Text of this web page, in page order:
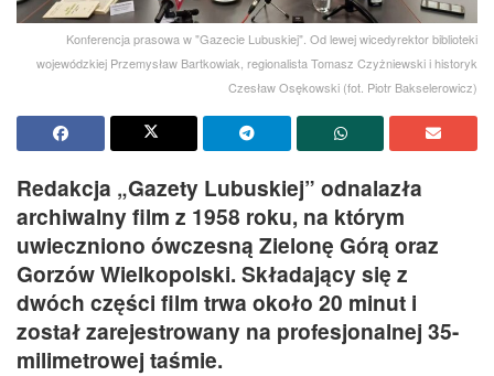
Konferencja prasowa w "Gazecie Lubuskiej". Od lewej wicedyrektor biblioteki
wojewódzkiej Przemysław Bartkowiak, regionalista Tomasz Czyżniewski i historyk
Czesław Osękowski (fot. Piotr Bakselerowicz)
Redakcja „Gazety Lubuskiej” odnalazła
archiwalny film z 1958 roku, na którym
uwieczniono ówczesną Zielonę Górą oraz
Gorzów Wielkopolski. Składający się z
dwóch części film trwa około 20 minut i
został zarejestrowany na profesjonalnej 35-
milimetrowej taśmie.